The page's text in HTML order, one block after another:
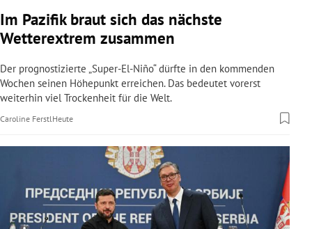
Untermenü
Untermenü
Untermenü
Untermenü
Untermenü
Untermenü
Im Pazifik braut sich das nächste
Wetterextrem zusammen
Der prognostizierte „Super-El-Niño“ dürfte in den kommenden
Wochen seinen Höhepunkt erreichen. Das bedeutet vorerst
weiterhin viel Trockenheit für die Welt.
Caroline Ferstl Heute